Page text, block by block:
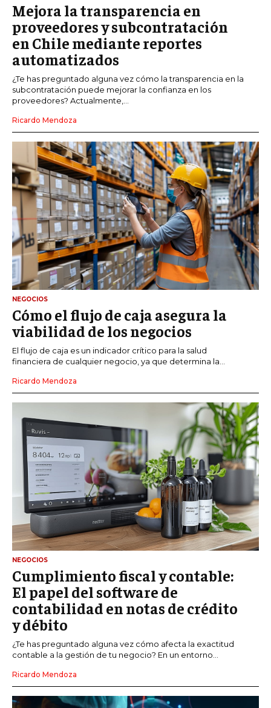
Mejora la transparencia en
proveedores y subcontratación
en Chile mediante reportes
automatizados
¿Te has preguntado alguna vez cómo la transparencia en la
subcontratación puede mejorar la confianza en los
proveedores? Actualmente,...
Ricardo Mendoza
NEGOCIOS
Cómo el flujo de caja asegura la
viabilidad de los negocios
El flujo de caja es un indicador crítico para la salud
financiera de cualquier negocio, ya que determina la...
Ricardo Mendoza
NEGOCIOS
Cumplimiento fiscal y contable:
El papel del software de
contabilidad en notas de crédito
y débito
¿Te has preguntado alguna vez cómo afecta la exactitud
contable a la gestión de tu negocio? En un entorno...
Ricardo Mendoza